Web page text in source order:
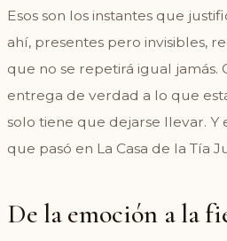
Esos son los instantes que
ahí, presentes pero invisibles,
que no se repetirá igual jamás.
entrega de verdad a lo que
solo tiene que dejarse llevar. Y
que pasó en La Casa de la Tía
De la emoción a la